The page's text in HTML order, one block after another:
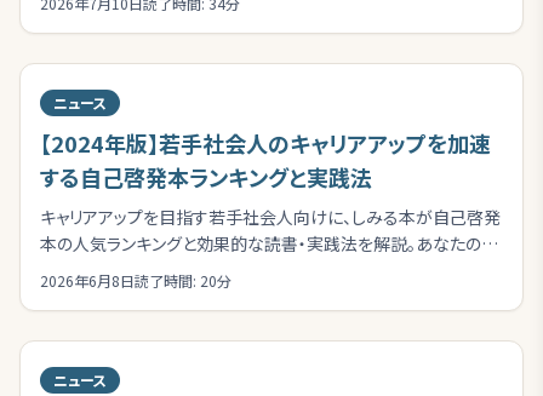
ニュース
【2024年版】若手社会人のキャリアアップを加速
する自己啓発本ランキングと実践法
キャリアアップを目指す若手社会人向けに、しみる本が自己啓発
本の人気ランキングと効果的な読書・実践法を解説。あなたの成
長を加速させる一冊を見つけ、キャリア形成に役立てましょう。
2026年6月8日読了時間: 20分
ニュース